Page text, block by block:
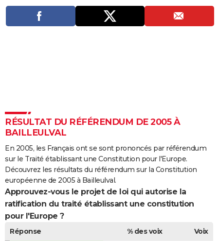
Destinations
City break
Voyage nature
Voyage de noces
Climat
PROGRAMME TV
COPAINS D'AVANT
S'inscrire
Se connecter
Lycées
Collèges
Primaires
Universités
Entreprises
Service militaire
Avis de recherche
AVIS DE DÉCÈS
FORUM
Bricolage
Lifestyle
Culture
Auto
Television
Voyage
Cinema
RÉSULTAT DU RÉFÉRENDUM DE 2005 À
BAILLEULVAL
En 2005, les Français ont se sont prononcés par référendum
sur le Traité établissant une Constitution pour l'Europe.
Découvrez les résultats du référendum sur la Constitution
européenne de 2005 à Bailleulval.
Approuvez-vous le projet de loi qui autorise la
ratification du traité établissant une constitution
pour l'Europe ?
Réponse % des voix
Voix